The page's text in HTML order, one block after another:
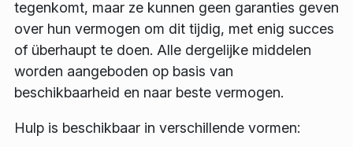
tegenkomt, maar ze kunnen geen garanties geven
over hun vermogen om dit tijdig, met enig succes
of überhaupt te doen. Alle dergelijke middelen
worden aangeboden op basis van
beschikbaarheid en naar beste vermogen.
Hulp is beschikbaar in verschillende vormen: